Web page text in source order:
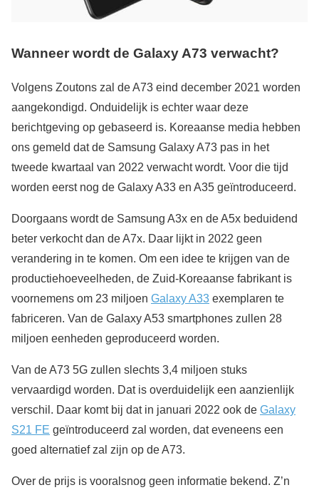
Wanneer wordt de Galaxy A73 verwacht?
Volgens Zoutons zal de A73 eind december 2021 worden
aangekondigd. Onduidelijk is echter waar deze
berichtgeving op gebaseerd is. Koreaanse media hebben
ons gemeld dat de Samsung Galaxy A73 pas in het
tweede kwartaal van 2022 verwacht wordt. Voor die tijd
worden eerst nog de Galaxy A33 en A35 geïntroduceerd.
Doorgaans wordt de Samsung A3x en de A5x beduidend
beter verkocht dan de A7x. Daar lijkt in 2022 geen
verandering in te komen. Om een idee te krijgen van de
productiehoeveelheden, de Zuid-Koreaanse fabrikant is
voornemens om 23 miljoen Galaxy A33 exemplaren te
fabriceren. Van de Galaxy A53 smartphones zullen 28
miljoen eenheden geproduceerd worden.
Van de A73 5G zullen slechts 3,4 miljoen stuks
vervaardigd worden. Dat is overduidelijk een aanzienlijk
verschil. Daar komt bij dat in januari 2022 ook de Galaxy
S21 FE geïntroduceerd zal worden, dat eveneens een
goed alternatief zal zijn op de A73.
Over de prijs is vooralsnog geen informatie bekend. Z’n